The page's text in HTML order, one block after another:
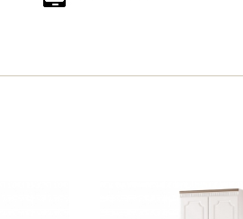
法送至指定樓面。《 如遇百貨周年慶
717